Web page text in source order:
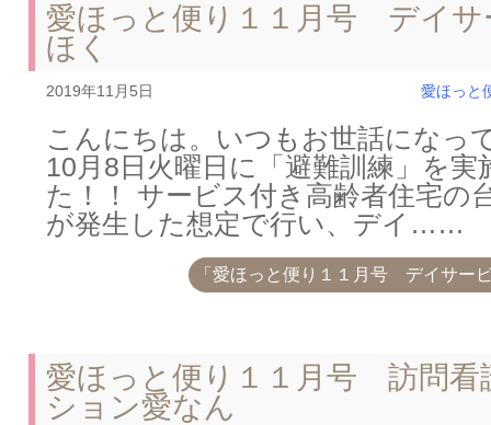
愛ほっと便り１１月号 デイサ
ほく
2019年11月5日 愛ほっと
こんにちは。いつもお世話になっ
10月8日火曜日に「避難訓練」を実
た！！ サービス付き高齢者住宅の
が発生した想定で行い、デイ……
「愛ほっと便り１１月号 デイサー
愛ほっと便り１１月号 訪問看
ション愛なん